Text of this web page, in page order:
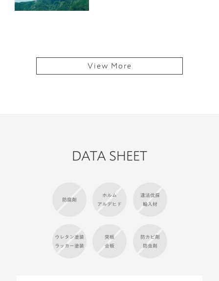
View More
DATA SHEET
防腐剤
ホルム
アルデヒド
違法伐採
輸入材
ウレタン塗装
ラッカー塗装
突板
合板
防カビ剤
防虫剤